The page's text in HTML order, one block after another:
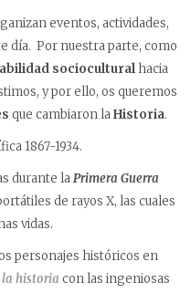
eventos, actividades,
día. Por nuestra parte, como
sociocultural hacia
y por ello, os queremos
que cambiaron laHistoria.
1867-1934.
durante laPrimera Guerra
de rayos X, las cuales
vidas.
personajes históricos en
la historia con las ingeniosas